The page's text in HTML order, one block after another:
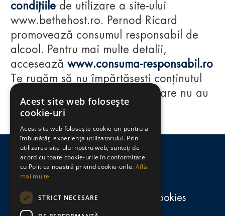
Regulamente
consumă-responsabil.ro
Politica de confidențialitate și cookies
condițiile de utilizare a site-ului
www.bethehost.ro. Pernod Ricard
promovează consumul responsabil de
alcool. Pentru mai multe detalii,
accesează www.consuma-responsabil.ro
Te rugăm să nu împărtășești conținutul
acestui website cu persoane care nu au
împlinit vârsta de 18 ani.
Acest site web folosește
cookie-uri
Acest site web folosește cookie-uri pentru a
îmbunătăți experiența utilizatorului. Prin
utilizarea site-ului nostru web, sunteți de
acord cu toate cookie-urile în conformitate
cu Politica noastră privind cookie-urile. Află
mai multe
STRICT NECESARE